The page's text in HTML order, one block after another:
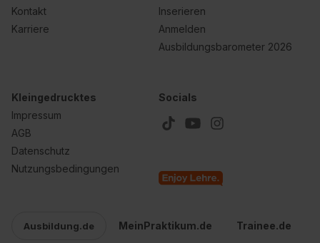
Kontakt
Karriere
Inserieren
Anmelden
Ausbildungsbarometer 2026
Kleingedrucktes
Impressum
AGB
Datenschutz
Nutzungsbedingungen
Socials
Ausbildung.de MeinPraktikum.de Trainee.de